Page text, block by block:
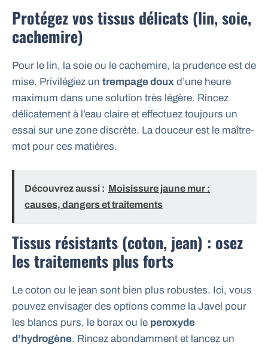
Protégez vos tissus délicats (lin, soie,
cachemire)
Pour le lin, la soie ou le cachemire, la prudence est de
mise. Privilégiez un trempage doux d’une heure
maximum dans une solution très légère. Rincez
délicatement à l’eau claire et effectuez toujours un
essai sur une zone discrète. La douceur est le maître-
mot pour ces matières.
Découvrez aussi : Moisissure jaune mur :
causes, dangers et traitements
Tissus résistants (coton, jean) : osez
les traitements plus forts
Le coton ou le jean sont bien plus robustes. Ici, vous
pouvez envisager des options comme la Javel pour
les blancs purs, le borax ou le peroxyde
d’hydrogène. Rincez abondamment et lancez un